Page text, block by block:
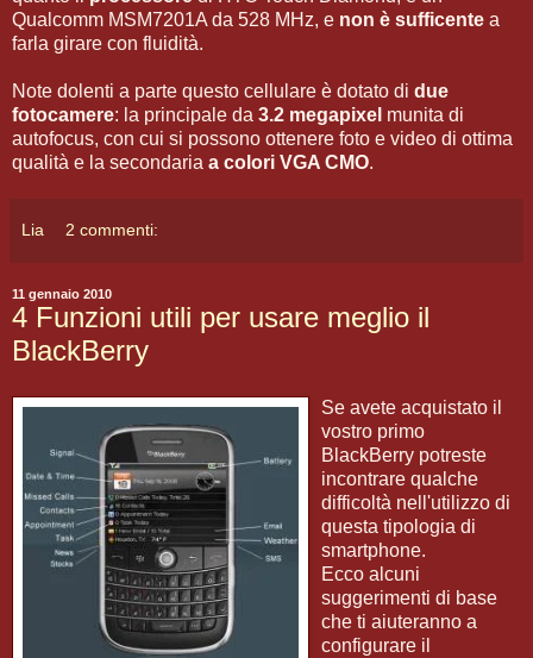
Qualcomm MSM7201A da 528 MHz, e non è sufficente a
farla girare con fluidità.
Note dolenti a parte questo cellulare è dotato di due
fotocamere: la principale da 3.2 megapixel munita di
autofocus, con cui si possono ottenere foto e video di ottima
qualità e la secondaria a colori VGA CMO.
Lia 2 commenti:
11 gennaio 2010
4 Funzioni utili per usare meglio il
BlackBerry
Se avete acquistato il
vostro primo
BlackBerry potreste
incontrare qualche
difficoltà nell'utilizzo di
questa tipologia di
smartphone.
Ecco alcuni
suggerimenti di base
che ti aiuteranno a
configurare il